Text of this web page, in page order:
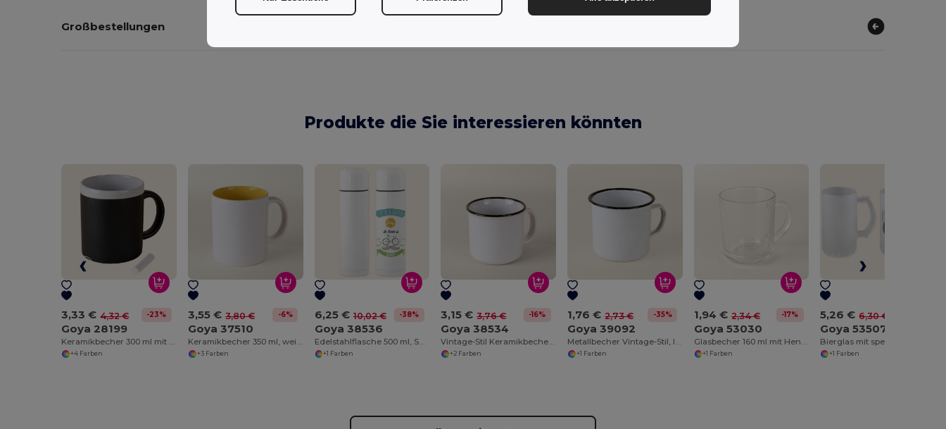
Großbestellungen
Produkte die Sie interessieren könnten
3,33 € 4,32 € -23%
Goya 28199
+4 Farben
3,55 € 3,80 € -6%
Goya 37510
+3 Farben
6,25 € 10,02 € -38%
Goya 38536
Edelstahlflasche 500 ml, Sublimationsfinish MOKA
+1 Farben
3,15 € 3,76 € -16%
Goya 38534
+2 Farben
1,76 € 2,73 € -35%
Goya 39092
+1 Farben
1,94 € 2,34 € -17%
Goya 53030
+1 Farben
5,26 € 6,30 €
Goya 53507
+1 Farben